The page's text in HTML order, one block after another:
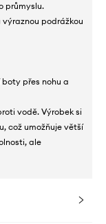
průmyslu.
výraznou podrážkou
přes nohu a
vodě. Výrobek si
což umožňuje větší
ale